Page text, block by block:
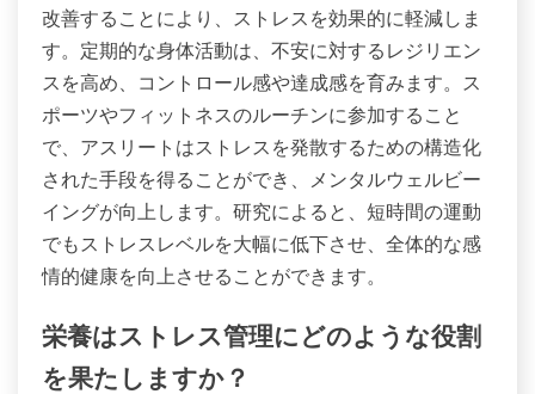
改善することにより、ストレスを効果的に軽減しま
す。定期的な身体活動は、不安に対するレジリエン
スを高め、コントロール感や達成感を育みます。ス
ポーツやフィットネスのルーチンに参加すること
で、アスリートはストレスを発散するための構造化
された手段を得ることができ、メンタルウェルビー
イングが向上します。研究によると、短時間の運動
でもストレスレベルを大幅に低下させ、全体的な感
情的健康を向上させることができます。
栄養はストレス管理にどのような役割
を果たしますか？